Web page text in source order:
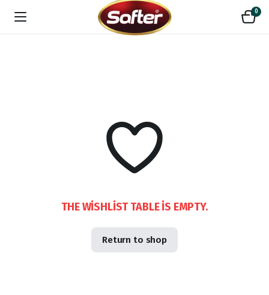
0
THE WISHLIST TABLE IS EMPTY.
Return to shop